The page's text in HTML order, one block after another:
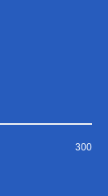
300